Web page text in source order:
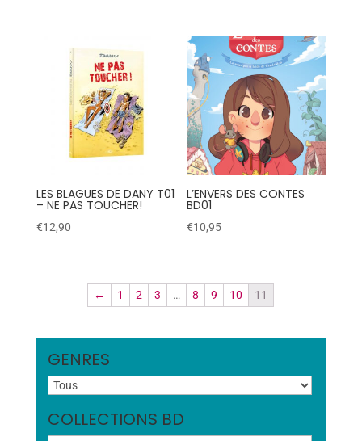
LES BLAGUES DE DANY T01
– NE PAS TOUCHER!
€12,90
L’ENVERS DES CONTES
BD01
€10,95
← 1 2 3 … 8 9 10 11
GENRES
COLLECTIONS BD